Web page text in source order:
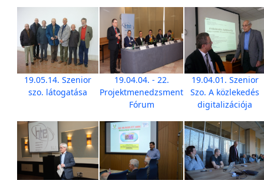
19.05.14. Szenior
szo. látogatása
19.04.04. - 22.
Projektmenedzsment
Fórum
19.04.01. Szenior
Szo. A közlekedés
digitalizációja